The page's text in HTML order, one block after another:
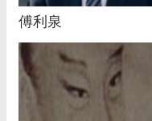
傅利泉